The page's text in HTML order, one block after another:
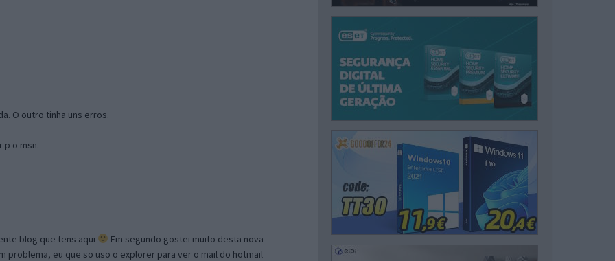
O outro tinha uns erros.
p o msn.
blog que tens aqui
Em segundo gostei muito desta nova
problema, eu que so uso o explorer para ver o mail do hotmail